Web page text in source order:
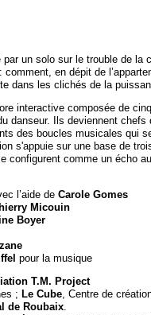
un solo sur le trouble de la
en dépit de
dans les clichés de la
interactive composée de
danseur. Ils deviennent chefs
des boucles musicales qui
s'appuie sur une base de
configurent comme un écho
l’aide de Carole Gomes
Micouin
Boyer
pour la musique
T.M. Project
; Le Cube, Centre de
de Roubaix.